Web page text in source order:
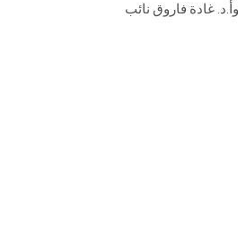
غادة فاروق نائب